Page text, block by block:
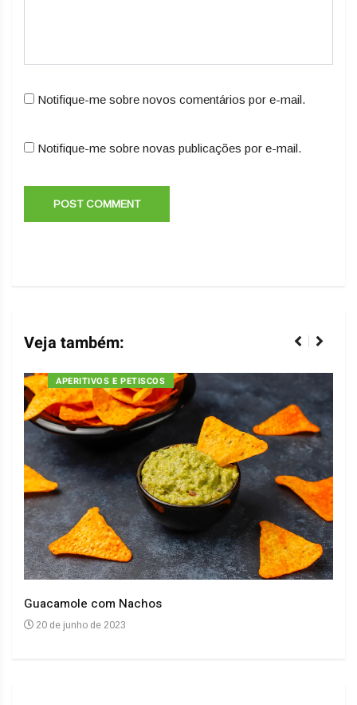
Notifique-me sobre novos comentários por e-mail.
Notifique-me sobre novas publicações por e-mail.
Veja também:
APERITIVOS E PETISCOS
Guacamole com Nachos
20 de junho de 2023